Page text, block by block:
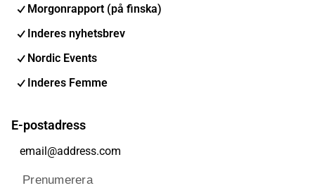
Morgonrapport (på finska)
Inderes nyhetsbrev
Nordic Events
Inderes Femme
E-postadress
Prenumerera